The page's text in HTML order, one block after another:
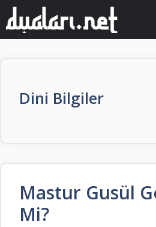
İçeriğe
atla
Dini Bilgiler
Mastur Gusül
Mi?